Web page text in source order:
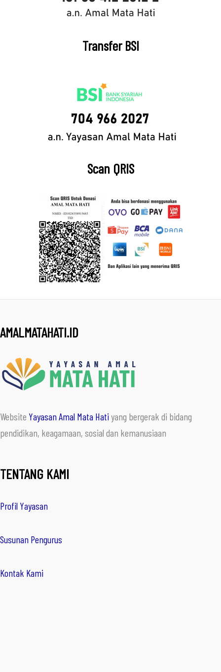
Transfer BSI
Scan QRIS
AMALMATAHATI.ID
Website Yayasan Amal Mata Hatiyang bergerak di bidang
pendidikan, keagamaan, sosial dan kemanusiaan
TENTANG KAMI
Profil Yayasan
Susunan Pengurus
Kontak Kami